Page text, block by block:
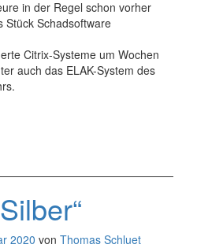
in der Regel schon vorher
Stück Schadsoftware
Citrix-Systeme um Wochen
auch das ELAK-System des
2020 von Thomas Schluet